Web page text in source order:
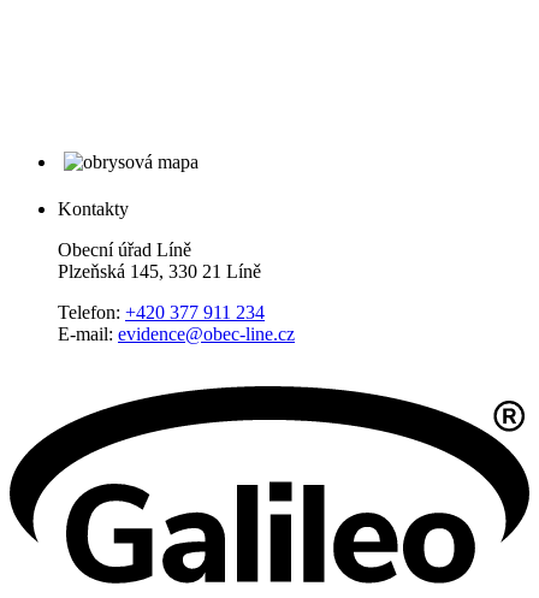
Kontakty
Obecní úřad Líně
Plzeňská 145, 330 21 Líně
Telefon: +420 377 911 234
E-mail: evidence@obec-line.cz